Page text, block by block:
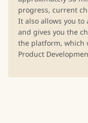
progress, current
It also allows you to
and gives you the
the platform, which
Product